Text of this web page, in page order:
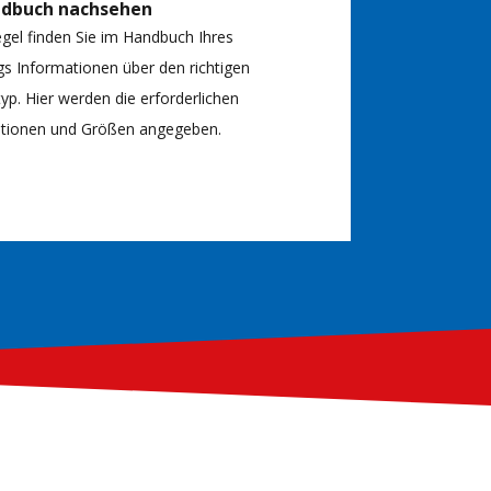
nachsehen
finden Sie im Handbuch Ihres
Informationen über den richtigen
Hier werden die erforderlichen
und Größen angegeben.